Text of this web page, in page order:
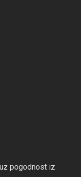
pogodnost iz